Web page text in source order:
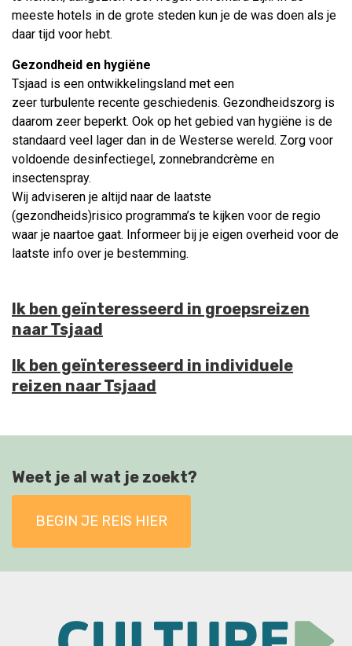
meeste hotels in de grote steden kun je de was doen als je
daar tijd voor hebt.
Gezondheid en hygiëne
Tsjaad is een ontwikkelingsland met een
zeer turbulente recente geschiedenis. Gezondheidszorg is
daarom zeer beperkt. Ook op het gebied van hygiëne is de
standaard veel lager dan in de Westerse wereld. Zorg voor
voldoende desinfectiegel, zonnebrandcrème en
insectenspray.
Wij adviseren je altijd naar de laatste
(gezondheids)risico programma’s te kijken voor de regio
waar je naartoe gaat. Informeer bij je eigen overheid voor de
laatste info over je bestemming.
Ik ben geïnteresseerd in groepsreizen
naar Tsjaad
Ik ben geïnteresseerd in individuele
reizen naar Tsjaad
Weet je al wat je zoekt?
BEGIN JE REIS HIER